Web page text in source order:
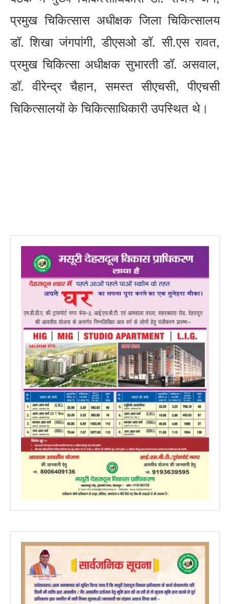
प्रमुख चिकित्सास अधीक्षक जिला चिकित्सालय
डॉ. शिखा जंगपांगी, डीएसओ डॉ. सी.एस रावत,
प्रमुख चिकित्सा अधीक्षक सुभारती डॉ. असवाल,
डॉ. वीरेन्द्र चैहान, समस्त सीएचसी, पीएचसी
चिकित्सालयों के चिकित्साधिकारी उपस्थित थे।